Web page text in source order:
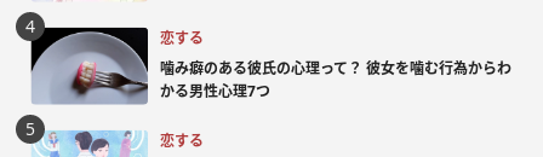
恋する
噛み癖のある彼氏の心理って？ 彼女を噛む行為からわ
かる男性心理7つ
恋する